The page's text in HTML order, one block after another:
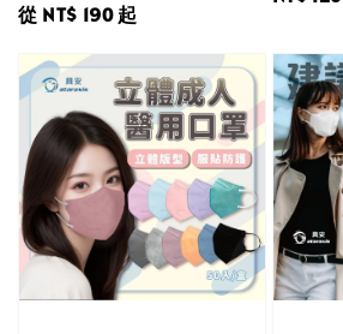
Regular
從 NT$ 190起